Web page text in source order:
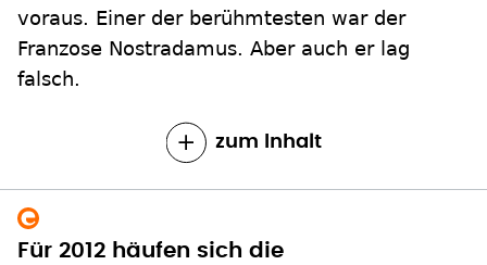
voraus. Einer der berühmtesten war der
Franzose Nostradamus. Aber auch er lag
falsch.
zum Inhalt
Für 2012 häufen sich die